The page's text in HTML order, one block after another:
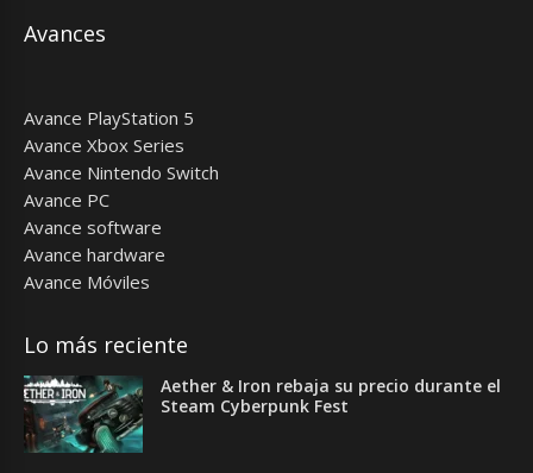
Avances
Avance PlayStation 5
Avance Xbox Series
Avance Nintendo Switch
Avance PC
Avance software
Avance hardware
Avance Móviles
Lo más reciente
Aether & Iron rebaja su precio durante el
Steam Cyberpunk Fest